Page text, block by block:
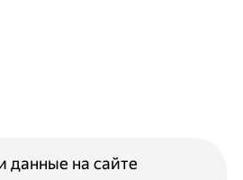
данные на сайте